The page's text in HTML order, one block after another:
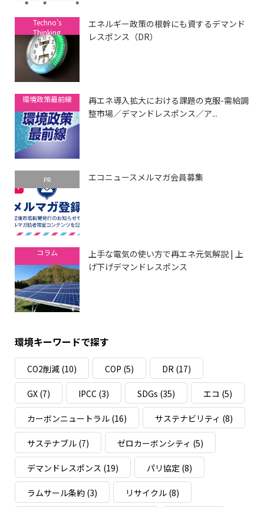
Techno's
Thinking
エネルギー政策の根幹にも資するデマンド
レスポンス（DR）
環境政策最前線
再エネ導入拡大における課題の克服-需給調
整市場／デマンドレスポンス／ア...
PR エコニュースメルマガ会員募集
コラム
上手な電気の使い方で再エネ元気解説 | 上
げ下げデマンドレスポンス
環境キーワードで探す
CO2削減(10) COP (5) DR (17)
GX(7) IPCC(3) SDGs (35) エコ (5)
カーボンニュートラル(16) サステナビリティ (8)
サステナブル(7) ゼロカーボンシティ (5)
デマンドレスポンス (19) パリ協定 (8)
ラムサール条約(3) リサイクル(8)